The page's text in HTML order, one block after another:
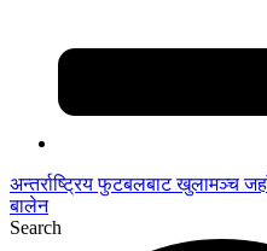
अन्तर्राष्ट्रिय फुटबलबाट खुलामञ्च
बालेन
Search